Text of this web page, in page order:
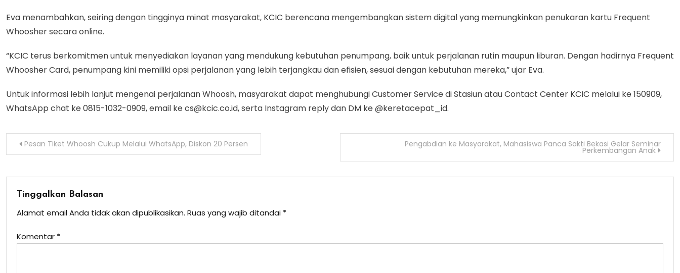
Eva menambahkan, seiring dengan tingginya minat masyarakat, KCIC berencana mengembangkan sistem digital yang memungkinkan penukaran kartu Frequent
Whoosher secara online.
“KCIC terus berkomitmen untuk menyediakan layanan yang mendukung kebutuhan penumpang, baik untuk perjalanan rutin maupun liburan. Dengan hadirnya Frequent
Whoosher Card, penumpang kini memiliki opsi perjalanan yang lebih terjangkau dan efisien, sesuai dengan kebutuhan mereka,” ujar Eva.
Untuk informasi lebih lanjut mengenai perjalanan Whoosh, masyarakat dapat menghubungi Customer Service di Stasiun atau Contact Center KCIC melalui ke 150909,
WhatsApp chat ke 0815-1032-0909, email ke cs@kcic.co.id, serta Instagram reply dan DM ke @keretacepat_id.
Navigasi
Pesan Tiket Whoosh Cukup Melalui WhatsApp, Diskon 20 Persen Pengabdian ke Masyarakat, Mahasiswa Panca Sakti Bekasi Gelar Seminar
Perkembangan Anak
Tinggalkan Balasan
Alamat email Anda tidak akan dipublikasikan. Ruas yang wajib ditandai *
Komentar *